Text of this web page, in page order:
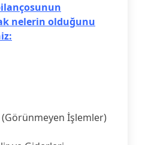
nelerin olduğunu
(Görünmeyen İşlemler)